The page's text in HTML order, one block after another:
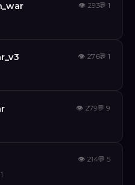
👁 293💬1
👁 276💬1
👁 279💬9
👁 214💬5